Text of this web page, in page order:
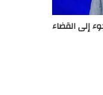
إلى القضاء